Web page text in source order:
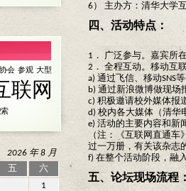
6） 主办方：清华大学
四、活动特点：
1． 广泛参与。嘉宾所
2． 全程互动。移动互
a) 通过飞信、移动SNS
b) 通过新浪微博做现场
c) 积极邀请校外媒体报
d) 校内各大媒体（清华
e) 活动的主要内容和新
（注：《互联网直通
过一万册，有关该杂志
f) 在整个活动阶段，融
五、论坛现场流程：
会 参观 大型
联网
索
2026 年 8 月
五
六
1